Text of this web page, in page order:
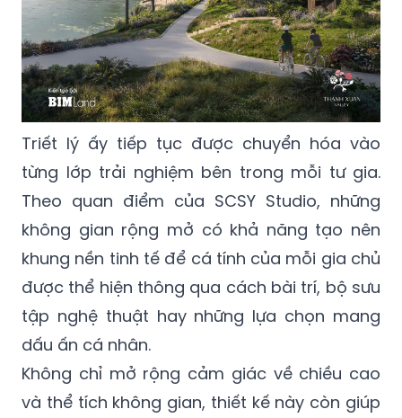
​Triết lý ấy tiếp tục được chuyển hóa vào
từng lớp trải nghiệm bên trong mỗi tư gia.
Theo quan điểm của SCSY Studio, những
không gian rộng mở có khả năng tạo nên
khung nền tinh tế để cá tính của mỗi gia chủ
được thể hiện thông qua cách bài trí, bộ sưu
tập nghệ thuật hay những lựa chọn mang
dấu ấn cá nhân.
Không chỉ mở rộng cảm giác về chiều cao
và thể tích không gian, thiết kế này còn giúp